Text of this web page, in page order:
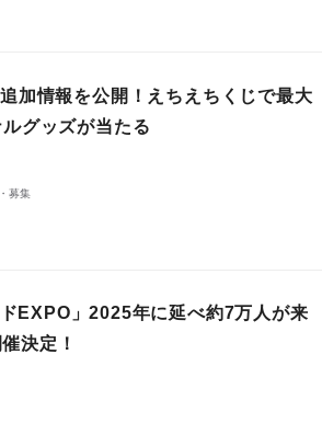
加情報を公開！えちえちくじで最大
グッズが当たる
募集
EXPO」2025年に延べ約7万人が来
決定！